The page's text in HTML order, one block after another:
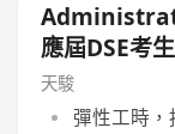
應屆DSE考
天駿
彈性工時